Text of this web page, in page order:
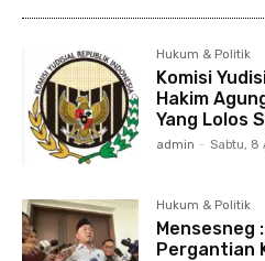
Hukum & Politik
Komisi
Hakim
Yang Lolos
admin - Sabtu, 8
Hukum & Politik
Mensesneg
Pergantian